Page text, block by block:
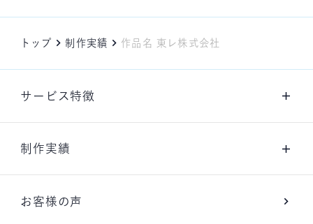
トップ 制作実績 作品名 東レ株式会社
サービス特徴
制作実績
お客様の声